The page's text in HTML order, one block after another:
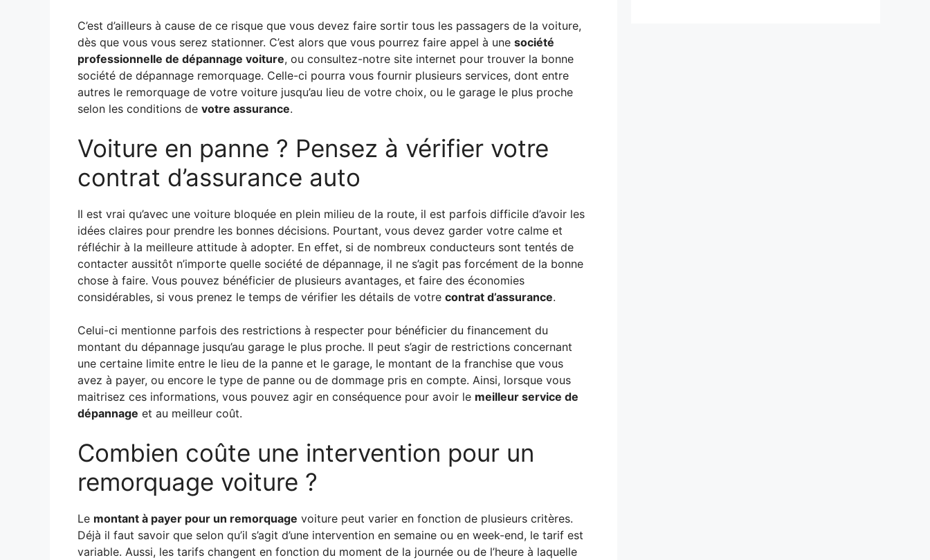
C’est d’ailleurs à cause de ce risque que vous devez faire sortir tous les passagers de la voiture,
dès que vous vous serez stationner. C’est alors que vous pourrez faire appel à une société
professionnelle de dépannage voiture, ou consultez-notre site internet pour trouver la bonne
société de dépannage remorquage. Celle-ci pourra vous fournir plusieurs services, dont entre
autres le remorquage de votre voiture jusqu’au lieu de votre choix, ou le garage le plus proche
selon les conditions de votre assurance.
Voiture en panne ? Pensez à vérifier votre
contrat d’assurance auto
Il est vrai qu’avec une voiture bloquée en plein milieu de la route, il est parfois difficile d’avoir les
idées claires pour prendre les bonnes décisions. Pourtant, vous devez garder votre calme et
réfléchir à la meilleure attitude à adopter. En effet, si de nombreux conducteurs sont tentés de
contacter aussitôt n’importe quelle société de dépannage, il ne s’agit pas forcément de la bonne
chose à faire. Vous pouvez bénéficier de plusieurs avantages, et faire des économies
considérables, si vous prenez le temps de vérifier les détails de votre contrat d’assurance.
Celui-ci mentionne parfois des restrictions à respecter pour bénéficier du financement du
montant du dépannage jusqu’au garage le plus proche. Il peut s’agir de restrictions concernant
une certaine limite entre le lieu de la panne et le garage, le montant de la franchise que vous
avez à payer, ou encore le type de panne ou de dommage pris en compte. Ainsi, lorsque vous
maitrisez ces informations, vous pouvez agir en conséquence pour avoir le meilleur service de
dépannage et au meilleur coût.
Combien coûte une intervention pour un
remorquage voiture ?
Le montant à payer pour un remorquage voiture peut varier en fonction de plusieurs critères.
Déjà il faut savoir que selon qu’il s’agit d’une intervention en semaine ou en week-end, le tarif est
variable. Aussi, les tarifs changent en fonction du moment de la journée ou de l’heure à laquelle